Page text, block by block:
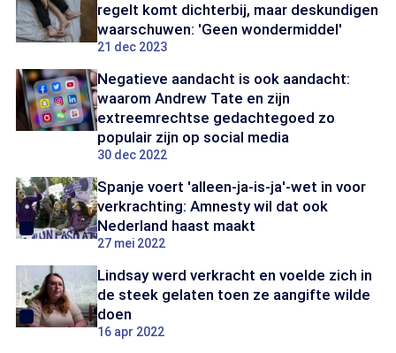
regelt komt dichterbij, maar deskundigen
waarschuwen: 'Geen wondermiddel'
21 dec 2023
Negatieve aandacht is ook aandacht:
waarom Andrew Tate en zijn
extreemrechtse gedachtegoed zo
populair zijn op social media
30 dec 2022
Spanje voert 'alleen-ja-is-ja'-wet in voor
verkrachting: Amnesty wil dat ook
Nederland haast maakt
27 mei 2022
Lindsay werd verkracht en voelde zich in
de steek gelaten toen ze aangifte wilde
doen
16 apr 2022